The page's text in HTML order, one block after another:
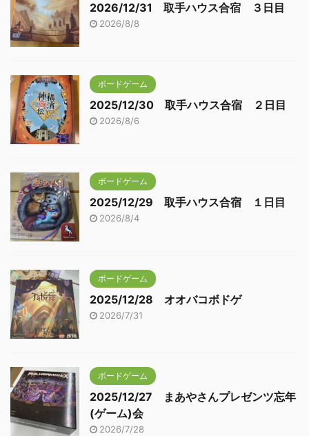
2026/12/31 取手ハウス合宿 ３日目
2026/8/8
ボードゲーム
2025/12/30 取手ハウス合宿 ２日目
2026/8/6
ボードゲーム
2025/12/29 取手ハウス合宿 １日目
2026/8/4
ボードゲーム
2025/12/28 オオバコボドゲ
2026/7/31
ボードゲーム
2025/12/27 まあやさんプレゼンツ忘年
(ゲーム)会
2026/7/28